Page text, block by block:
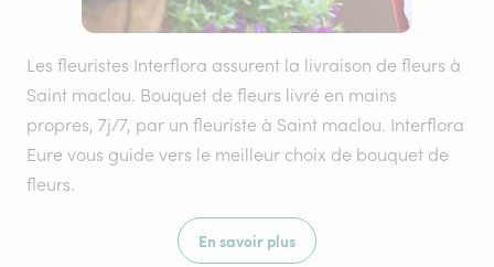
Les fleuristes Interflora assurent la livraison de fleurs à
Saint maclou. Bouquet de fleurs livré en mains
propres, 7j/7, par un fleuriste à Saint maclou. Interflora
Eure vous guide vers le meilleur choix de bouquet de
fleurs.
En savoir plus